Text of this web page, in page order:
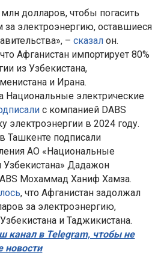
долларов, чтобы погасить
за электроэнергию, оставшиеся
–сказалон.
Афганистан импортирует 80%
из Узбекистана,
и Ирана.
Национальные электрические
с компанией DABS
электроэнергии в 2024 году.
Ташкенте подписали
АО «Национальные
Узбекистана» Дадажон
Мохаммад Ханиф Хамза.
, что Афганистан задолжал
за электроэнергию,
и Таджикистана.
канал в Telegram, чтобы не
новости